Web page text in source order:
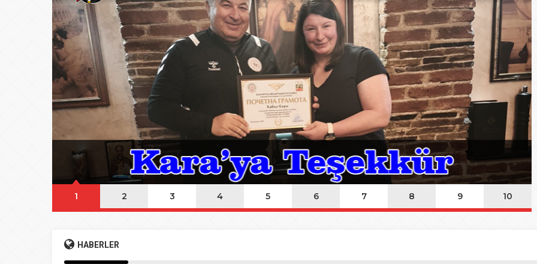
08:00 Ağa Adayının Acı Günü
20:00 ŞAHİ’DEN KADIN MİLLİ TAKIMINA TEŞEKKÜR
08:20 Buca Deplasmanında Kayıp
20:20 Namazı beklerken Hakk’a yürüdü
20:15 Büyük Usta Pele Mehmet’i kaybettik
20:08 Takımını kuran gelsin
1 2 3 4 5 6 7 8 9 10
HABERLER